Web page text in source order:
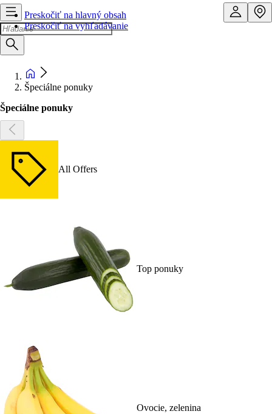
Preskočiť na hlavný obsah
Preskočiť na vyhľadávanie
Špeciálne ponuky
Špeciálne ponuky
All Offers
Top ponuky
Ovocie, zelenina